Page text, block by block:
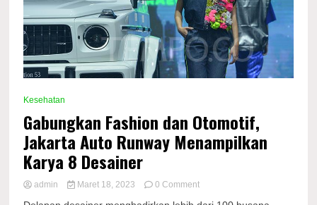
Kesehatan
Gabungkan Fashion dan Otomotif,
Jakarta Auto Runway Menampilkan
Karya 8 Desainer
admin Maret 18, 2023 0 Commenton